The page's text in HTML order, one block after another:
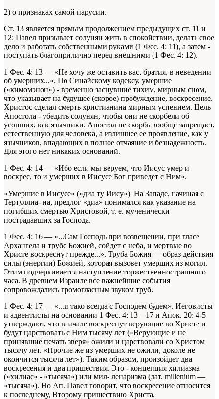
2) о признаках самой парусии.
Ст. 13 является прямым продолжением предыдущих ст. 11 и
12: Павел призывает солунян жить в спокойствии, делать свое
дело и работать собственными руками (1 Фес. 4: 11), а затем -
поступать благоприлично перед внешними (1 Фес. 4: 12).
1 Фес. 4: 13 — «Не хочу же оставить вас, братия, в неведении
об умерших...». По Синайскому кодексу, умершие
(«кимомэнон») - временно заснувшие тихим, мирным сном,
что указывает на будущее (скорое) пробуждение, воскресение.
Христос сделал смерть христианина мирным успением. Цель
Апостола - убедить солунян, чтобы они не скорбели об
усопших, как язычники. Апостол не скорбь вообще запрещает,
естественную для человека, а излишнее ее проявление, как у
язычников, впадающих в полное отчаяние и безнадежность.
Для этого нет никаких оснований.
1 Фес. 4: 14 — «Ибо если мы веруем, что Иисус умер и
воскрес, то и умерших в Иисусе Бог приведет с Ним».
«Умершие в Иисусе» («диа ту Иису»). На Западе, начиная с
Тертуллиа- на, предлог «диа» понимался как указание на
погибших смертью Христовой, т. е. мученически
пострадавших за Господа.
1 Фес. 4: 16 — «...Сам Господь при возвещении, при гласе
Архангела и трубе Божией, сойдет с неба, и мертвые во
Христе воскреснут прежде...». Труба Божия — образ действия
силы (энергии) Божией, которая вызовет умерших из могил.
Этим подчеркивается наступление торжественнострашного
часа. В древнем Израиле все важнейшие события
сопровождались громогласным звуком труб.
1 Фес. 4: 17 — «...и тако всегда с Господем будем». Иеговисты
и адвентисты на основании 1 Фес. 4: 13—17 и Апок. 20: 4-5
утверждают, что вначале воскреснут верующие во Христе и
будут царствовать с Ним тысячу лет («Верующие и не
принявшие печать зверя» ожили и царствовали со Христом
тысячу лет. «Прочие же из умерших не ожили, доколе не
окончится тысяча лет»). Таким образом, произойдет два
воскресения и два пришествия. Это - концепция хилиазма
(«хилиас» - «тысяча») или мил- ленаризма (лат. millenium —
«тысяча»). Но Ап. Павел говорит, что воскресение относится
к последнему, Второму пришествию Христа.